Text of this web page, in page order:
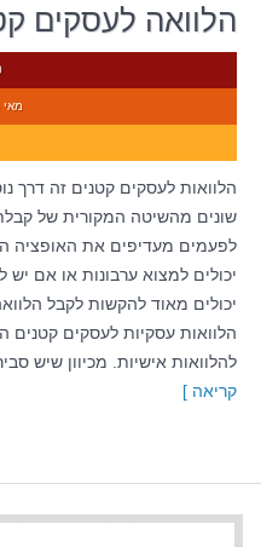
הלוואה לעסקים
0
מאי - 20 -
הלוואות לעסקים קטנים זה דרך
שונים מהשיטה המקורית של
לפעמים מעדיפים את האופציה
יכולים למצוא ערבונות או אם יש
יכולים מאוד להקשות לקבל
הלוואות עסקיות לעסקים
להלוואות אישיות. מכיוון שיש
קריאה ]